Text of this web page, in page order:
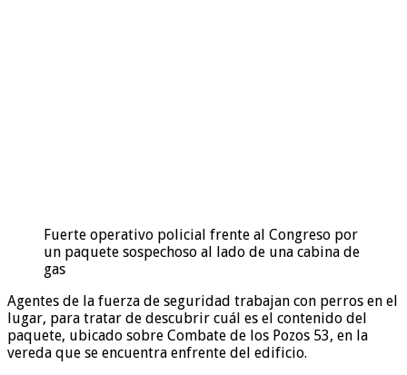
Fuerte operativo policial frente al Congreso por
un paquete sospechoso al lado de una cabina de
gas
Agentes de la fuerza de seguridad trabajan con perros en el
lugar, para tratar de descubrir cuál es el contenido del
paquete, ubicado sobre Combate de los Pozos 53, en la
vereda que se encuentra enfrente del edificio.